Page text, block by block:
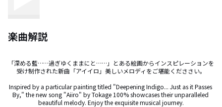
楽曲解説
「深める藍……過ぎゆくままにと……」とある絵画からインスピレーションを
受け制作された新曲「アイイロ」美しいメロディをご堪能くだささい。
Inspired by a particular painting titled "Deepening Indigo... Just as it Passes
By," the new song "Aiiro" by Tokage 100% showcases their unparalleled
beautiful melody. Enjoy the exquisite musical journey.